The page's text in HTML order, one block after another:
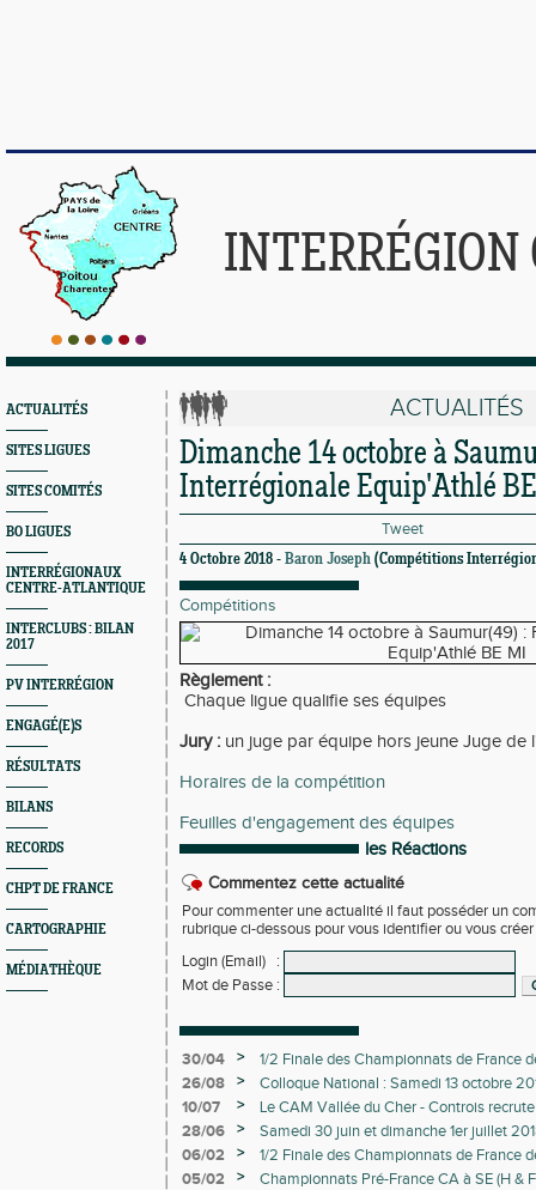
ACTUALITÉS
SITES LIGUES
SITES COMITÉS
BO LIGUES
INTERRÉGIONAUX
CENTRE-ATLANTIQUE
INTERCLUBS : BILAN
2017
PV INTERRÉGION
ENGAGÉ(E)S
RÉSULTATS
BILANS
RECORDS
CHPT DE FRANCE
CARTOGRAPHIE
MÉDIATHÈQUE
ACTUALITÉS
Dimanche 14 octobre à
Interrégionale Equip'Athlé
Tweet
4 Octobre 2018 - Baron Joseph (Compétitions
Compétitions
Règlement :
Chaque ligue qualifie ses équipes
Jury : un juge par équipe hors jeune Juge de
Horaires de la compétition
Feuilles d'engagement des équipes
les Réactions
Commentez cette actualité
Pour commenter une actualité il faut posséder un
rubrique ci-dessous pour vous identifier ou vous
Login (Email)
:
Mot de Passe :
30/04 >
1/2 Finale des Championnats de France
26/08
>
Colloque National : Samedi 13 octobre
10/07
>
Le CAM Vallée du Cher - Controis
du développement de l’ATHLE JEUNES
28/06 >
Samedi 30 juin et dimanche 1er juillet
Nouveaux HORAIRES des concours
06/02 >
1/2 Finale des Championnats de France
05/02
>
Championnats Pré-France CA à SE (H &